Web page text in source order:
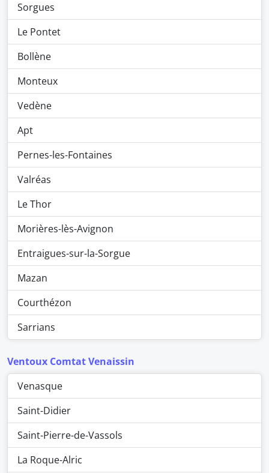
Sorgues
Le Pontet
Bollène
Monteux
Vedène
Apt
Pernes-les-Fontaines
Valréas
Le Thor
Morières-lès-Avignon
Entraigues-sur-la-Sorgue
Mazan
Courthézon
Sarrians
Ventoux Comtat Venaissin
Venasque
Saint-Didier
Saint-Pierre-de-Vassols
La Roque-Alric